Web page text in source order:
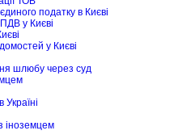
податку в Києві
у Києві
у Києві
шлюбу через суд
іноземцем